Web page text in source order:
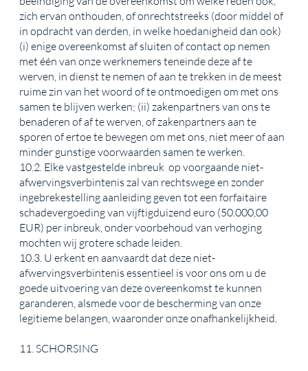
zich ervan onthouden, of onrechtstreeks (door middel of
in opdracht van derden, in welke hoedanigheid dan ook)
(i) enige overeenkomst af sluiten of contact op nemen
met één van onze werknemers teneinde deze af te
werven, in dienst te nemen of aan te trekken in de meest
ruime zin van het woord of te ontmoedigen om met ons
samen te blijven werken; (ii) zakenpartners van ons te
benaderen of af te werven, of zakenpartners aan te
sporen of ertoe te bewegen om met ons, niet meer of aan
minder gunstige voorwaarden samen te werken.
10.2. Elke vastgestelde inbreuk op voorgaande niet-
afwervingsverbintenis zal van rechtswege en zonder
ingebrekestelling aanleiding geven tot een forfaitaire
schadevergoeding van vijftigduizend euro (50.000,00
EUR) per inbreuk, onder voorbehoud van verhoging
mochten wij grotere schade leiden.
10.3. U erkent en aanvaardt dat deze niet-
afwervingsverbintenis essentieel is voor ons om u de
goede uitvoering van deze overeenkomst te kunnen
garanderen, alsmede voor de bescherming van onze
legitieme belangen, waaronder onze onafhankelijkheid.
11. SCHORSING